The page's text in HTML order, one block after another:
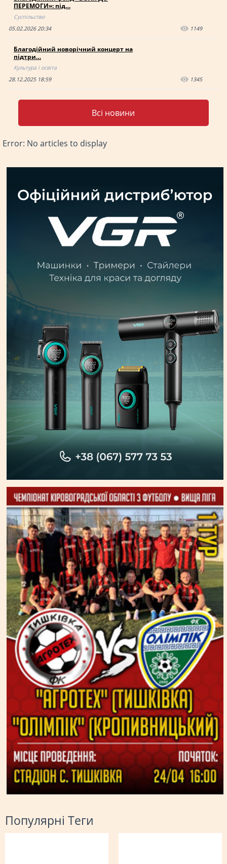
ПЕРЕМОГИ»: під…
Суспільство
05.02.2026 20:34
1149
Благодійний новорічний концерт на
підтри…
Культура і освіта
28.12.2025 18:59
1345
Всі новини
Error: No articles to display
Популярні Теги